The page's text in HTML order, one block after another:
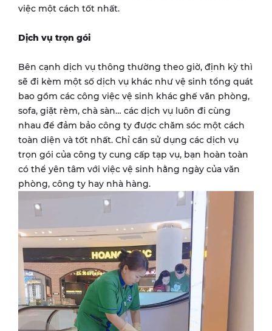
việc một cách tốt nhất.
Dịch vụ trọn gói
Bên cạnh dịch vụ thông thường theo giờ, định kỳ thì
sẽ đi kèm một số dịch vụ khác như vệ sinh tổng quát
bao gồm các công việc vệ sinh khác ghế văn phòng,
sofa, giặt rèm, chà sàn… các dịch vụ luôn đi cùng
nhau để đảm bảo công ty được chăm sóc một cách
toàn diện và tốt nhất. Chỉ cần sử dụng các dịch vụ
trọn gói của công ty cung cấp tạp vụ, bạn hoàn toàn
có thể yên tâm với việc vệ sinh hằng ngày của văn
phòng, công ty hay nhà hàng.